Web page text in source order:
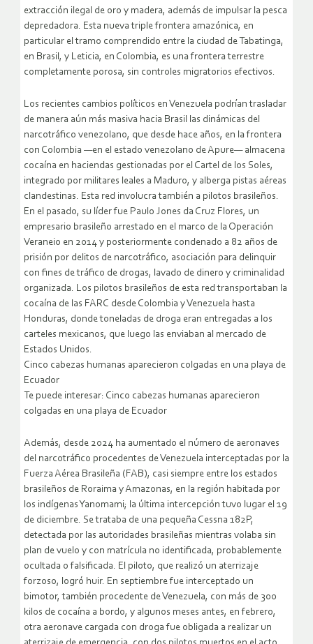
extracción ilegal de oro y madera, además de impulsar la pesca
depredadora. Esta nueva triple frontera amazónica, en
particular el tramo comprendido entre la ciudad de Tabatinga,
en Brasil, y Leticia, en Colombia, es una frontera terrestre
completamente porosa, sin controles migratorios efectivos.
Los recientes cambios políticos en Venezuela podrían trasladar
de manera aún más masiva hacia Brasil las dinámicas del
narcotráfico venezolano, que desde hace años, en la frontera
con Colombia —en el estado venezolano de Apure— almacena
cocaína en haciendas gestionadas por el Cartel de los Soles,
integrado por militares leales a Maduro, y alberga pistas aéreas
clandestinas. Esta red involucra también a pilotos brasileños.
En el pasado, su líder fue Paulo Jones da Cruz Flores, un
empresario brasileño arrestado en el marco de la Operación
Veraneio en 2014 y posteriormente condenado a 82 años de
prisión por delitos de narcotráfico, asociación para delinquir
con fines de tráfico de drogas, lavado de dinero y criminalidad
organizada. Los pilotos brasileños de esta red transportaban la
cocaína de las FARC desde Colombia y Venezuela hasta
Honduras, donde toneladas de droga eran entregadas a los
carteles mexicanos, que luego las enviaban al mercado de
Estados Unidos.
Cinco cabezas humanas aparecieron colgadas en una playa de
Ecuador
Te puede interesar: Cinco cabezas humanas aparecieron
colgadas en una playa de Ecuador
Además, desde 2024 ha aumentado el número de aeronaves
del narcotráfico procedentes de Venezuela interceptadas por la
Fuerza Aérea Brasileña (FAB), casi siempre entre los estados
brasileños de Roraima y Amazonas, en la región habitada por
los indígenas Yanomami; la última intercepción tuvo lugar el 19
de diciembre. Se trataba de una pequeña Cessna 182P,
detectada por las autoridades brasileñas mientras volaba sin
plan de vuelo y con matrícula no identificada, probablemente
ocultada o falsificada. El piloto, que realizó un aterrizaje
forzoso, logró huir. En septiembre fue interceptado un
bimotor, también procedente de Venezuela, con más de 300
kilos de cocaína a bordo, y algunos meses antes, en febrero,
otra aeronave cargada con droga fue obligada a realizar un